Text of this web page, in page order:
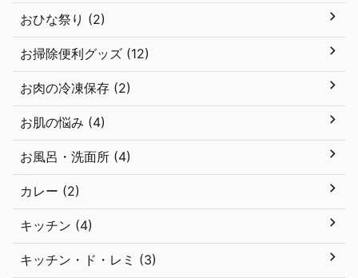
おひな祭り (2)
お掃除便利グッズ (12)
お肉の冷凍保存 (2)
お肌の悩み (4)
お風呂・洗面所 (4)
カレー (2)
キッチン (4)
キッチン・ド・レミ (3)